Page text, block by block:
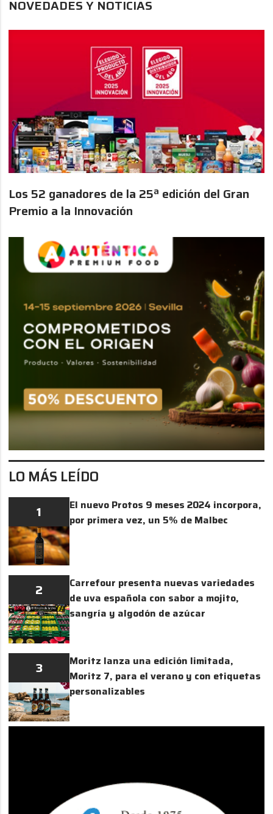
NOVEDADES Y NOTICIAS
Los 52 ganadores de la 25ª edición del Gran
Premio a la Innovación
LO MÁS LEÍDO
1
El nuevo Protos 9 meses 2024 incorpora,
por primera vez, un 5% de Malbec
2
Carrefour presenta nuevas variedades
de uva española con sabor a mojito,
sangría y algodón de azúcar
3
Moritz lanza una edición limitada,
Moritz 7, para el verano y con etiquetas
personalizables